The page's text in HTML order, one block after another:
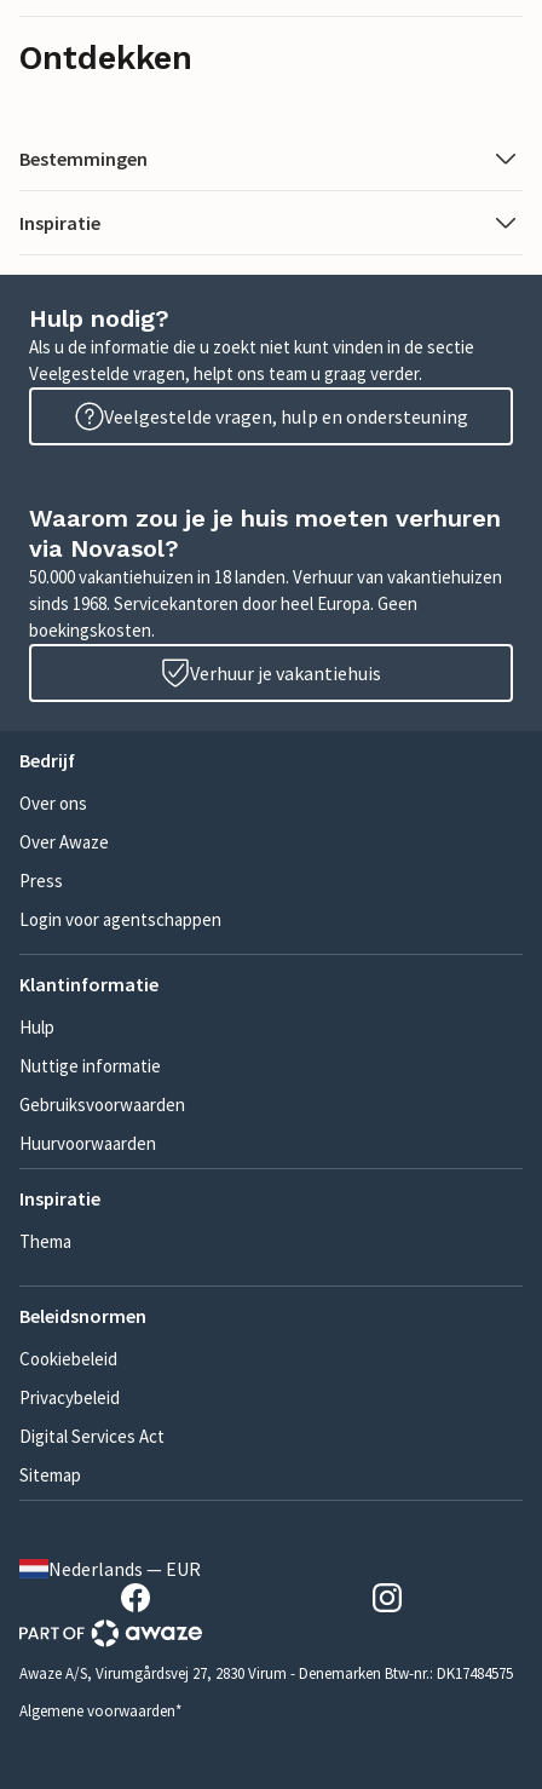
Ontdekken
Bestemmingen
Inspiratie
Hulp nodig?
Als u de informatie die u zoekt niet kunt vinden in de sectie
Veelgestelde vragen, helpt ons team u graag verder.
Veelgestelde vragen, hulp en ondersteuning
Waarom zou je je huis moeten verhuren
via Novasol?
50.000 vakantiehuizen in 18 landen. Verhuur van vakantiehuizen
sinds 1968. Servicekantoren door heel Europa. Geen
boekingskosten.
Verhuur je vakantiehuis
Bedrijf
Over ons
Over Awaze
Press
Login voor agentschappen
Klantinformatie
Hulp
Nuttige informatie
Gebruiksvoorwaarden
Huurvoorwaarden
Inspiratie
Thema
Beleidsnormen
Cookiebeleid
Privacybeleid
Digital Services Act
Sitemap
Nederlands — EUR
Awaze A/S, Virumgårdsvej 27, 2830 Virum - Denemarken Btw-nr.: DK17484575
Algemene voorwaarden*